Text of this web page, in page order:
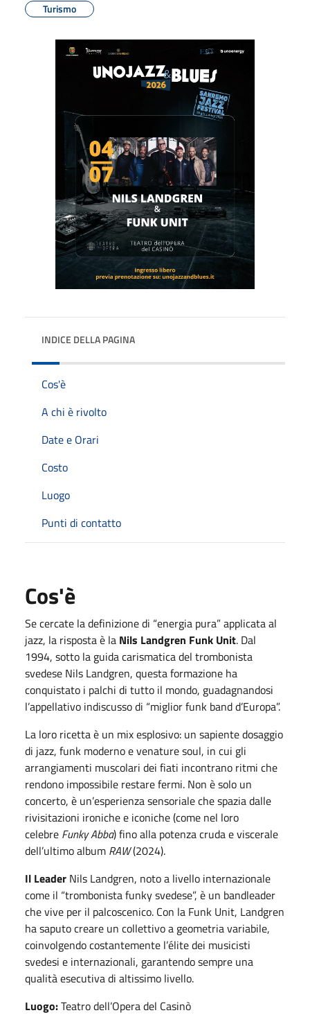
Turismo
INDICE DELLA PAGINA
Cos'è
A chi è rivolto
Date e Orari
Costo
Luogo
Punti di contatto
Cos'è
Se cercate la definizione di “energia pura” applicata al
jazz, la risposta è la Nils Landgren Funk Unit. Dal
1994, sotto la guida carismatica del trombonista
svedese Nils Landgren, questa formazione ha
conquistato i palchi di tutto il mondo, guadagnandosi
l’appellativo indiscusso di “miglior funk band d’Europa”.
La loro ricetta è un mix esplosivo: un sapiente dosaggio
di jazz, funk moderno e venature soul, in cui gli
arrangiamenti muscolari dei fiati incontrano ritmi che
rendono impossibile restare fermi. Non è solo un
concerto, è un’esperienza sensoriale che spazia dalle
rivisitazioni ironiche e iconiche (come nel loro
celebre Funky Abba) fino alla potenza cruda e viscerale
dell’ultimo album RAW(2024).
Il Leader Nils Landgren, noto a livello internazionale
come il “trombonista funky svedese”, è un bandleader
che vive per il palcoscenico. Con la Funk Unit, Landgren
ha saputo creare un collettivo a geometria variabile,
coinvolgendo costantemente l’élite dei musicisti
svedesi e internazionali, garantendo sempre una
qualità esecutiva di altissimo livello.
Luogo:Teatro dell’Opera del Casinò